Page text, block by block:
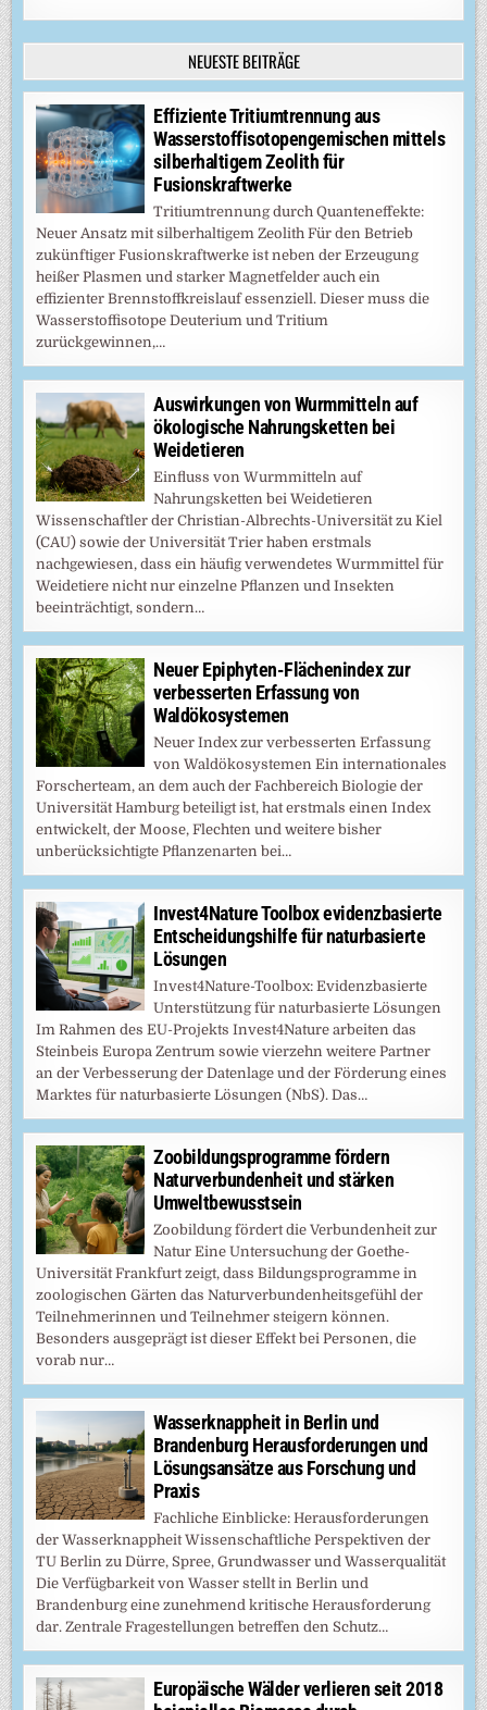
NEUESTE BEITRÄGE
Effiziente Tritiumtrennung aus
Wasserstoffisotopengemischen mittels
silberhaltigem Zeolith für
Fusionskraftwerke
Tritiumtrennung durch Quanteneffekte:
Neuer Ansatz mit silberhaltigem Zeolith Für den Betrieb
zukünftiger Fusionskraftwerke ist neben der Erzeugung
heißer Plasmen und starker Magnetfelder auch ein
effizienter Brennstoffkreislauf essenziell. Dieser muss die
Wasserstoffisotope Deuterium und Tritium
zurückgewinnen,…
Auswirkungen von Wurmmitteln auf
ökologische Nahrungsketten bei
Weidetieren
Einfluss von Wurmmitteln auf
Nahrungsketten bei Weidetieren
Wissenschaftler der Christian-Albrechts-Universität zu Kiel
(CAU) sowie der Universität Trier haben erstmals
nachgewiesen, dass ein häufig verwendetes Wurmmittel für
Weidetiere nicht nur einzelne Pflanzen und Insekten
beeinträchtigt, sondern…
Neuer Epiphyten-Flächenindex zur
verbesserten Erfassung von
Waldökosystemen
Neuer Index zur verbesserten Erfassung
von Waldökosystemen Ein internationales
Forscherteam, an dem auch der Fachbereich Biologie der
Universität Hamburg beteiligt ist, hat erstmals einen Index
entwickelt, der Moose, Flechten und weitere bisher
unberücksichtigte Pflanzenarten bei…
Invest4Nature Toolbox evidenzbasierte
Entscheidungshilfe für naturbasierte
Lösungen
Invest4Nature-Toolbox: Evidenzbasierte
Unterstützung für naturbasierte Lösungen
Im Rahmen des EU-Projekts Invest4Nature arbeiten das
Steinbeis Europa Zentrum sowie vierzehn weitere Partner
an der Verbesserung der Datenlage und der Förderung eines
Marktes für naturbasierte Lösungen (NbS). Das…
Zoobildungsprogramme fördern
Naturverbundenheit und stärken
Umweltbewusstsein
Zoobildung fördert die Verbundenheit zur
Natur Eine Untersuchung der Goethe-
Universität Frankfurt zeigt, dass Bildungsprogramme in
zoologischen Gärten das Naturverbundenheitsgefühl der
Teilnehmerinnen und Teilnehmer steigern können.
Besonders ausgeprägt ist dieser Effekt bei Personen, die
vorab nur…
Wasserknappheit in Berlin und
Brandenburg Herausforderungen und
Lösungsansätze aus Forschung und
Praxis
Fachliche Einblicke: Herausforderungen
der Wasserknappheit Wissenschaftliche Perspektiven der
TU Berlin zu Dürre, Spree, Grundwasser und Wasserqualität
Die Verfügbarkeit von Wasser stellt in Berlin und
Brandenburg eine zunehmend kritische Herausforderung
dar. Zentrale Fragestellungen betreffen den Schutz…
Europäische Wälder verlieren seit 2018